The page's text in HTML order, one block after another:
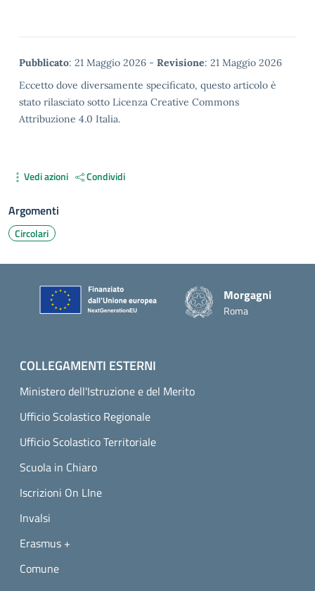
Metadata
Pubblicato: 21 Maggio 2026 - Revisione: 21 Maggio 2026
Eccetto dove diversamente specificato, questo articolo è
stato rilasciato sotto Licenza Creative Commons
Attribuzione 4.0 Italia.
Vedi azioni Condividi
Argomenti
Circolari
Piè di pagina
Morgagni
Roma
COLLEGAMENTI ESTERNI
Ministero dell'Istruzione e del Merito
Ufficio Scolastico Regionale
Ufficio Scolastico Territoriale
Scuola in Chiaro
Iscrizioni On LIne
Invalsi
Erasmus +
Comune